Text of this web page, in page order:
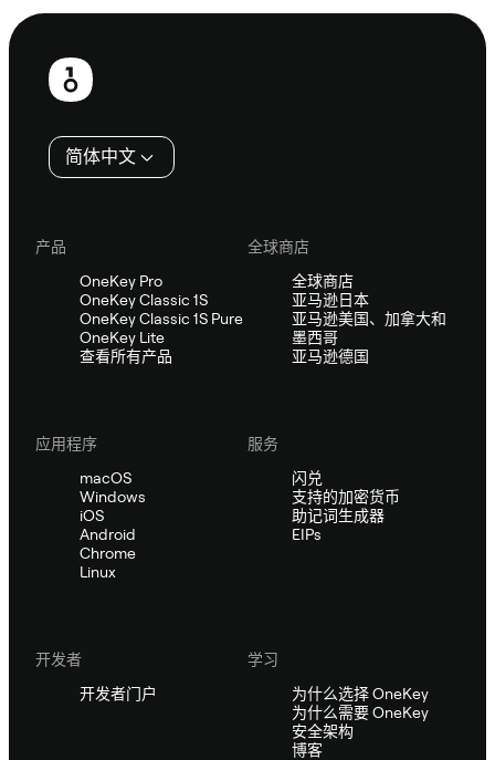
页
简体中文
产品
OneKey Pro
OneKey Classic 1S
OneKey Classic 1S Pure
OneKey Lite
查看所有产品
全球商店
全球商店
亚马逊日本
亚马逊美国、加拿大和
墨西哥
亚马逊德国
应用程序
macOS
Windows
iOS
Android
Chrome
Linux
服务
闪兑
支持的加密货币
助记词生成器
EIPs
开发者
开发者门户
学习
为什么选择 OneKey
为什么需要 OneKey
安全架构
博客